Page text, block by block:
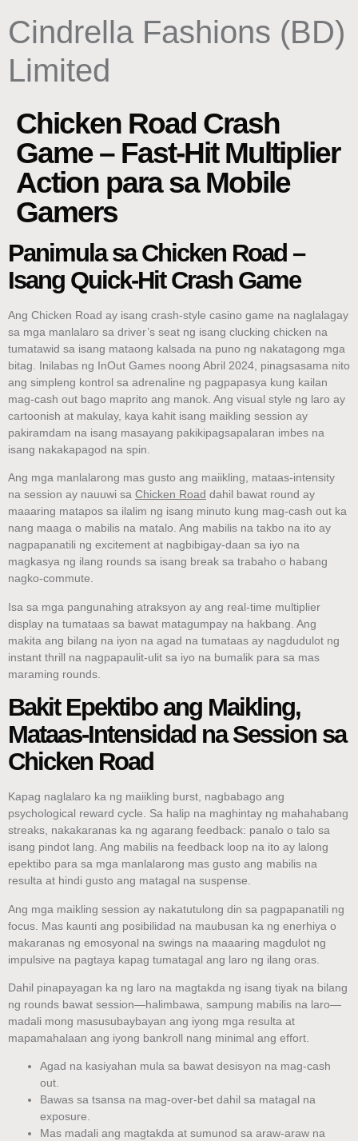
Cindrella Fashions (BD)
Limited
Chicken Road Crash
Game – Fast‑Hit Multiplier
Action para sa Mobile
Gamers
Panimula sa Chicken Road –
Isang Quick‑Hit Crash Game
Ang Chicken Road ay isang crash‑style casino game na naglalagay
sa mga manlalaro sa driver’s seat ng isang clucking chicken na
tumatawid sa isang mataong kalsada na puno ng nakatagong mga
bitag. Inilabas ng InOut Games noong Abril 2024, pinagsasama nito
ang simpleng kontrol sa adrenaline ng pagpapasya kung kailan
mag-cash out bago maprito ang manok. Ang visual style ng laro ay
cartoonish at makulay, kaya kahit isang maikling session ay
pakiramdam na isang masayang pakikipagsapalaran imbes na
isang nakakapagod na spin.
Ang mga manlalarong mas gusto ang maiikling, mataas‑intensity
na session ay nauuwi sa Chicken Road dahil bawat round ay
maaaring matapos sa ilalim ng isang minuto kung mag-cash out ka
nang maaga o mabilis na matalo. Ang mabilis na takbo na ito ay
nagpapanatili ng excitement at nagbibigay-daan sa iyo na
magkasya ng ilang rounds sa isang break sa trabaho o habang
nagko-commute.
Isa sa mga pangunahing atraksyon ay ang real‑time multiplier
display na tumataas sa bawat matagumpay na hakbang. Ang
makita ang bilang na iyon na agad na tumataas ay nagdudulot ng
instant thrill na nagpapaulit-ulit sa iyo na bumalik para sa mas
maraming rounds.
Bakit Epektibo ang Maikling,
Mataas‑Intensidad na Session sa
Chicken Road
Kapag naglalaro ka ng maiikling burst, nagbabago ang
psychological reward cycle. Sa halip na maghintay ng mahahabang
streaks, nakakaranas ka ng agarang feedback: panalo o talo sa
isang pindot lang. Ang mabilis na feedback loop na ito ay lalong
epektibo para sa mga manlalarong mas gusto ang mabilis na
resulta at hindi gusto ang matagal na suspense.
Ang mga maikling session ay nakatutulong din sa pagpapanatili ng
focus. Mas kaunti ang posibilidad na maubusan ka ng enerhiya o
makaranas ng emosyonal na swings na maaaring magdulot ng
impulsive na pagtaya kapag tumatagal ang laro ng ilang oras.
Dahil pinapayagan ka ng laro na magtakda ng isang tiyak na bilang
ng rounds bawat session—halimbawa, sampung mabilis na laro—
madali mong masusubaybayan ang iyong mga resulta at
mapamahalaan ang iyong bankroll nang minimal ang effort.
Agad na kasiyahan mula sa bawat desisyon na mag-cash
out.
Bawas sa tsansa na mag-over‑bet dahil sa matagal na
exposure.
Mas madali ang magtakda at sumunod sa araw-araw na